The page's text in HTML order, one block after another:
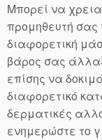
Μπορεί να
προμηθευτή σας
διαφορετική
βάρος σας
επίσης να
διαφορετικό
δερματικές
ενημερώστε το